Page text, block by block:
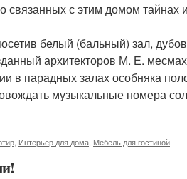
связанных с этим домом тайнах
белый (бальный) зал,
архитекторов М. Е.
в парадных залах особняка
музыкальные номера
Интерьер для дома Мебель для гостиной